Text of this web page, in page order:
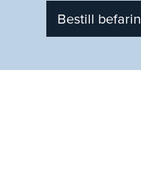
Bestill